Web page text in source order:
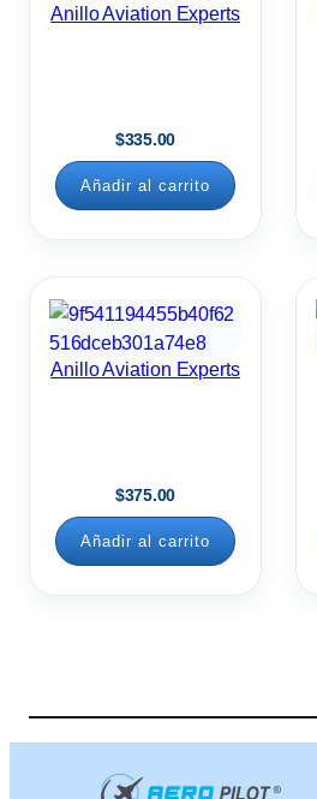
Anillo Aviation Experts
$335.00
Añadir al carrito
Anillo Aviation Experts
$375.00
Añadir al carrito